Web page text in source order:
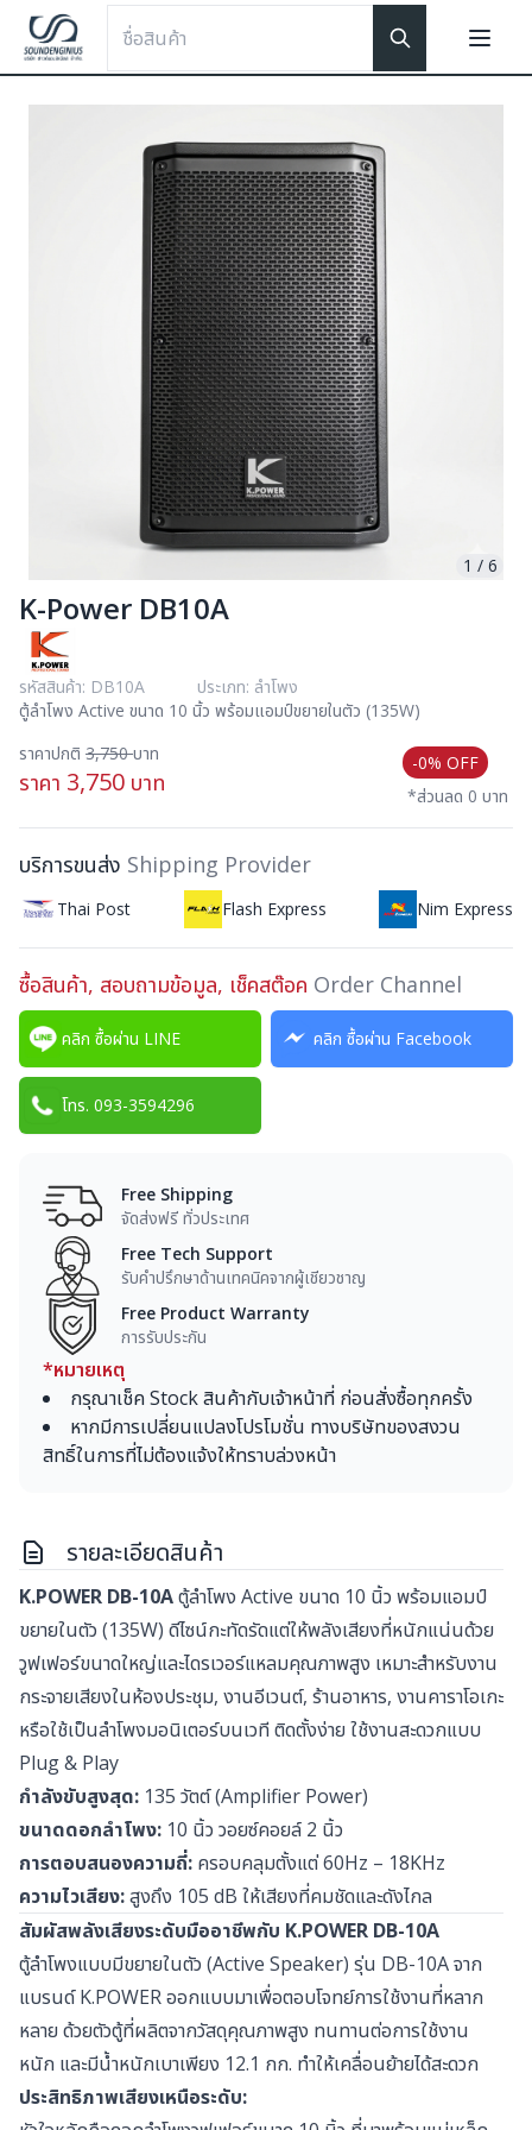
1 / 6
K-Power DB10A
รหัสสินค้า: DB10A
ประเภท: ลำโพง
ตู้ลำโพง Active ขนาด 10 นิ้ว พร้อมแอมป์ขยายในตัว (135W)
ราคาปกติ 3,750บาท
ราคา 3,750 บาท
-0% OFF
*ส่วนลด 0 บาท
บริการขนส่ง Shipping Provider
Thai Post Flash Express Nim Express
ซื้อสินค้า, สอบถามข้อมูล, เช็คสต๊อค Order Channel
คลิก ซื้อผ่าน LINE คลิก ซื้อผ่าน Facebook
โทร. 093-3594296
Free Shipping
จัดส่งฟรี ทั่วประเทศ
Free Tech Support
รับคำปรึกษาด้านเทคนิคจากผู้เชียวชาญ
Free Product Warranty
การรับประกัน
*หมายเหตุ
กรุณาเช็ค Stock สินค้ากับเจ้าหน้าที่ ก่อนสั่งซื้อทุกครั้ง
หากมีการเปลี่ยนแปลงโปรโมชั่น ทางบริษัทของสงวน
สิทธิ์ในการที่ไม่ต้องแจ้งให้ทราบล่วงหน้า
รายละเอียดสินค้า
K.POWER DB-10Aตู้ลำโพง Active ขนาด 10 นิ้ว พร้อมแอมป์
ขยายในตัว (135W) ดีไซน์กะทัดรัดแต่ให้พลังเสียงที่หนักแน่นด้วย
วูฟเฟอร์ขนาดใหญ่และไดรเวอร์แหลมคุณภาพสูง เหมาะสำหรับงาน
กระจายเสียงในห้องประชุม, งานอีเวนต์, ร้านอาหาร, งานคาราโอเกะ
หรือใช้เป็นลำโพงมอนิเตอร์บนเวที ติดตั้งง่าย ใช้งานสะดวกแบบ
Plug & Play
กำลังขับสูงสุด: 135 วัตต์ (Amplifier Power)
ขนาดดอกลำโพง: 10 นิ้ว วอยซ์คอยล์ 2 นิ้ว
การตอบสนองความถี่: ครอบคลุมตั้งแต่ 60Hz – 18KHz
ความไวเสียง:สูงถึง 105 dB ให้เสียงที่คมชัดและดังไกล
สัมผัสพลังเสียงระดับมืออาชีพกับ K.POWER DB-10A
ตู้ลำโพงแบบมีขยายในตัว (Active Speaker) รุ่น DB-10A จาก
แบรนด์ K.POWER ออกแบบมาเพื่อตอบโจทย์การใช้งานที่หลาก
หลาย ด้วยตัวตู้ที่ผลิตจากวัสดุคุณภาพสูง ทนทานต่อการใช้งาน
หนัก และมีน้ำหนักเบาเพียง 12.1 กก. ทำให้เคลื่อนย้ายได้สะดวก
ประสิทธิภาพเสียงเหนือระดับ: